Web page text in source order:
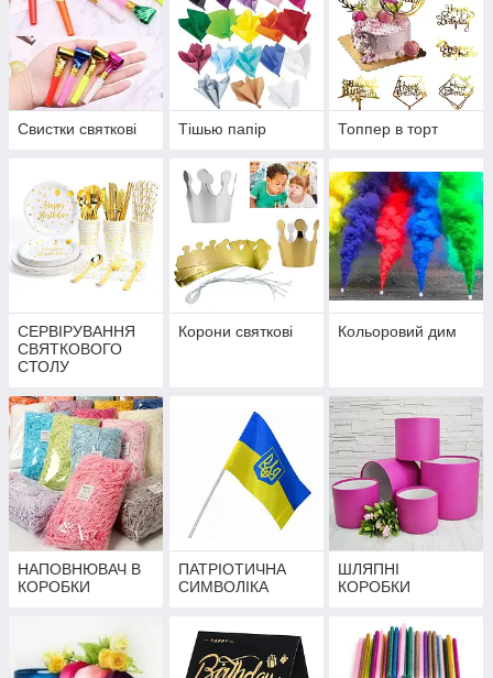
Свистки святкові Тішью папір Топпер в торт
СЕРВІРУВАННЯ
СВЯТКОВОГО
СТОЛУ
Корони святкові Кольоровий дим
НАПОВНЮВАЧ В
КОРОБКИ
ПАТРІОТИЧНА
СИМВОЛІКА
ШЛЯПНІ
КОРОБКИ